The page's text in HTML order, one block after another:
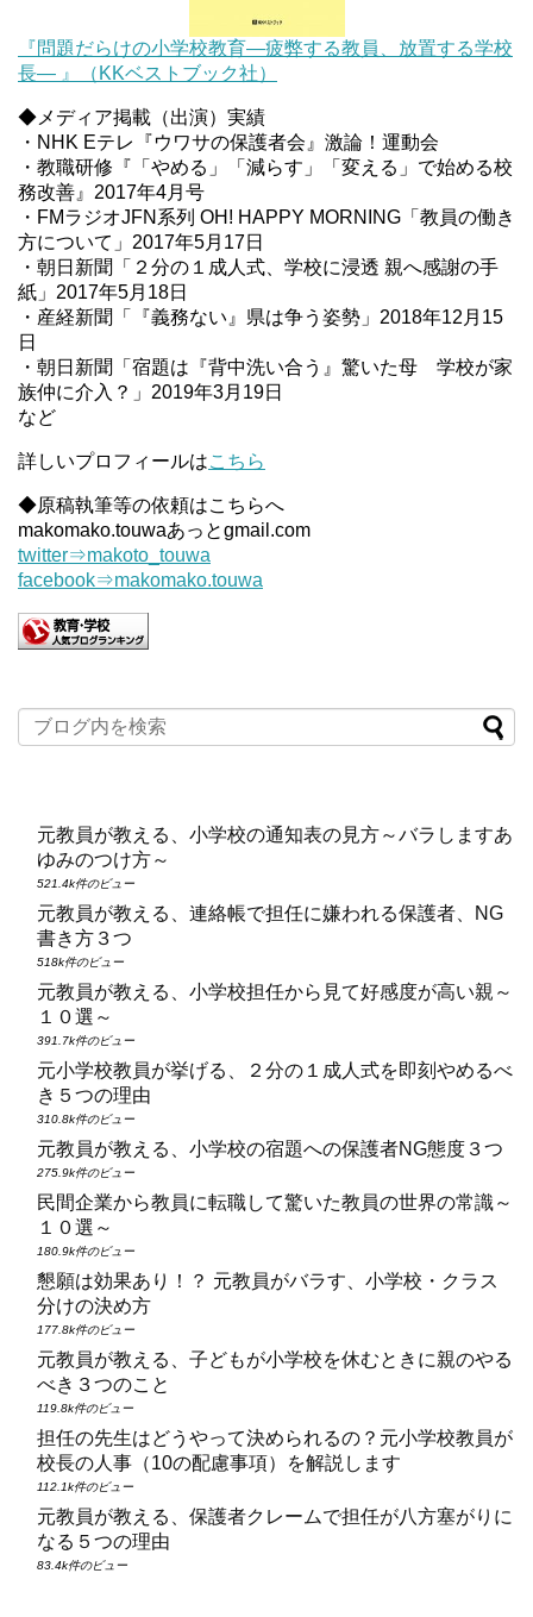
『問題だらけの小学校教育―疲弊する教員、放置する学校
長― 』（KKベストブック社）
◆メディア掲載（出演）実績
・NHK Eテレ『ウワサの保護者会』激論！運動会
・教職研修『「やめる」「減らす」「変える」で始める校
務改善』2017年4月号
・FMラジオJFN系列 OH! HAPPY MORNING「教員の働き
方について」2017年5月17日
・朝日新聞「２分の１成人式、学校に浸透 親へ感謝の手
紙」2017年5月18日
・産経新聞「『義務ない』県は争う姿勢」2018年12月15
日
・朝日新聞「宿題は『背中洗い合う』驚いた母 学校が家
族仲に介入？」2019年3月19日
など
詳しいプロフィールはこちら
◆原稿執筆等の依頼はこちらへ
makomako.touwaあっとgmail.com
twitter⇒makoto_touwa
facebook⇒makomako.touwa
元教員が教える、小学校の通知表の見方～バラしますあ
ゆみのつけ方～
521.4k件のビュー
元教員が教える、連絡帳で担任に嫌われる保護者、NG
書き方３つ
518k件のビュー
元教員が教える、小学校担任から見て好感度が高い親～
１０選～
391.7k件のビュー
元小学校教員が挙げる、２分の１成人式を即刻やめるべ
き５つの理由
310.8k件のビュー
元教員が教える、小学校の宿題への保護者NG態度３つ
275.9k件のビュー
民間企業から教員に転職して驚いた教員の世界の常識～
１０選～
180.9k件のビュー
懇願は効果あり！？ 元教員がバラす、小学校・クラス
分けの決め方
177.8k件のビュー
元教員が教える、子どもが小学校を休むときに親のやる
べき３つのこと
119.8k件のビュー
担任の先生はどうやって決められるの？元小学校教員が
校長の人事（10の配慮事項）を解説します
112.1k件のビュー
元教員が教える、保護者クレームで担任が八方塞がりに
なる５つの理由
83.4k件のビュー